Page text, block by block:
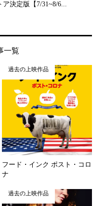
決定版【7/31~8/6...
一覧
過去の上映作品
フード・インク ポスト・コロ
ナ
過去の上映作品